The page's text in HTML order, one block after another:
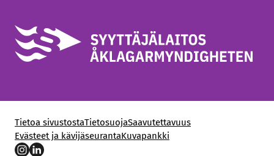
Tietoa sivustostaTietosuojaSaavutettavuus
Evästeet ja kävijäseurantaKuvapankki